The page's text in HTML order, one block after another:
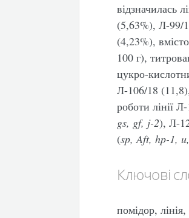
відзначилась
(5,63%), Л-99/
(4,23%),
100 г),
цукро-
Л-106/18
роботи лінії
gs, gf, j-2), Л-
(sp, Aft,hp-1,u
Ключові
помідор,